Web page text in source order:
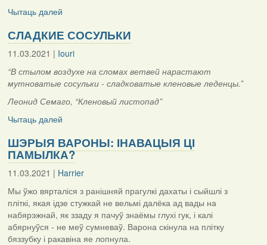
Чытаць далей
СЛАДКИЕ СОСУЛЬКИ
11.03.2021 | Iouri
“В стылом воздухе на сломах ветвей нарастают
мутноватые сосульки - сладковатые кленовые леденцы.”
Леонид Семаго, “Кленовый листопад”
Чытаць далей
ШЭРЫЯ ВАРОНЫ: ІНАВАЦЫЯ ЦІ
ПАМЫЛКА?
11.03.2021 | Harrier
Мы ўжо вярталіся з ранішняй прагулкі дахаты і сыйшлі з
пліткі, якая ідзе стужкай не вельмі далёка ад вады на
набярэжнай, як ззаду я пачуў знаёмы глухі гук, і калі
абярнуўся - не меў сумневаў. Варона скінула на плітку
бяззубку і ракавіна яе лопнула.